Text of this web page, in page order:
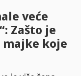
veće
Zašto je
majke koje